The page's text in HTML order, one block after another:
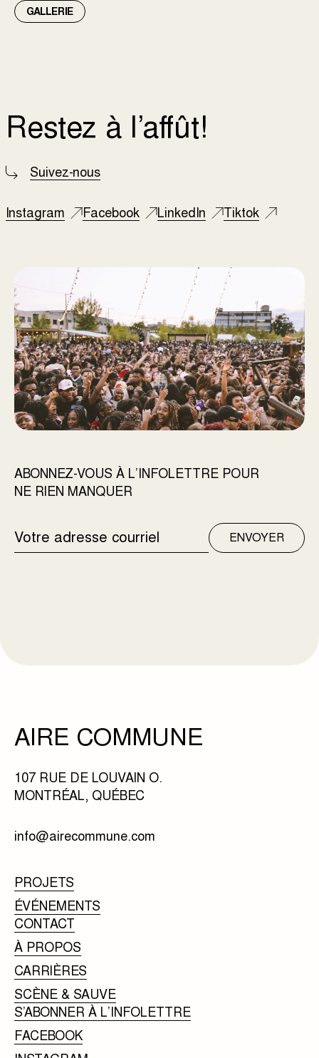
GALLERIE
Restez à l’affût!
Suivez-nous
Instagram Facebook LinkedIn Tiktok
ABONNEZ-VOUS À L’INFOLETTRE POUR
NE RIEN MANQUER
ADRESSE
COURRIEL
ENVOYER
AIRE COMMUNE
107 RUE DE LOUVAIN O.
MONTRÉAL, QUÉBEC
info@airecommune.com
PROJETS
ÉVÉNEMENTS
CONTACT
À PROPOS
CARRIÈRES
SCÈNE & SAUVE
S’ABONNER À L’INFOLETTRE
FACEBOOK